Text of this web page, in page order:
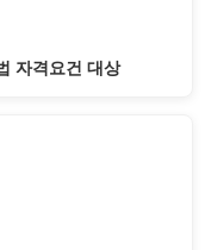
자격요건 대상